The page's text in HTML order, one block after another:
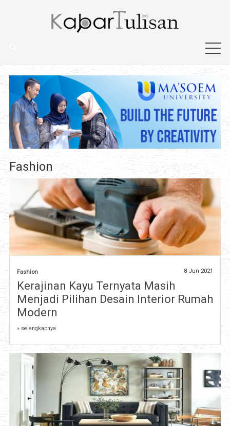
Fashion
Fashion 8 Jun 2021
Kerajinan Kayu Ternyata Masih
Menjadi Pilihan Desain Interior Rumah
Modern
» selengkapnya